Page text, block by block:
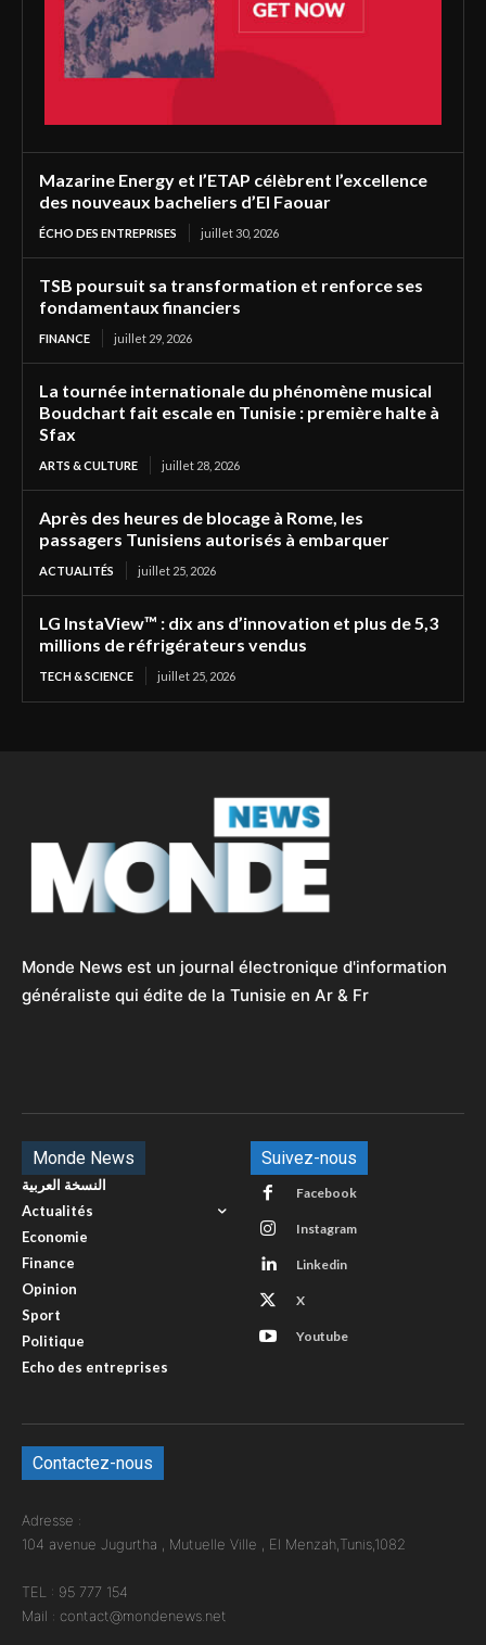
Mazarine Energy et l’ETAP célèbrent l’excellence
des nouveaux bacheliers d’El Faouar
ÉCHO DES ENTREPRISES juillet 30, 2026
TSB poursuit sa transformation et renforce ses
fondamentaux financiers
FINANCE juillet 29, 2026
La tournée internationale du phénomène musical
Boudchart fait escale en Tunisie : première halte à
Sfax
ARTS & CULTURE juillet 28, 2026
Après des heures de blocage à Rome, les
passagers Tunisiens autorisés à embarquer
ACTUALITÉS juillet 25, 2026
LG InstaView™ : dix ans d’innovation et plus de 5,3
millions de réfrigérateurs vendus
TECH & SCIENCE juillet 25, 2026
Monde News est un journal électronique d'information
généraliste qui édite de la Tunisie en Ar & Fr
Monde News
النسخة العربية
Actualités
Economie
Finance
Opinion
Sport
Politique
Echo des entreprises
Suivez-nous
Facebook
Instagram
Linkedin
X
Youtube
Contactez-nous
Adresse :
104 avenue Jugurtha , Mutuelle Ville , El Menzah,Tunis,1082
TEL : 95 777 154
Mail : contact@mondenews.net